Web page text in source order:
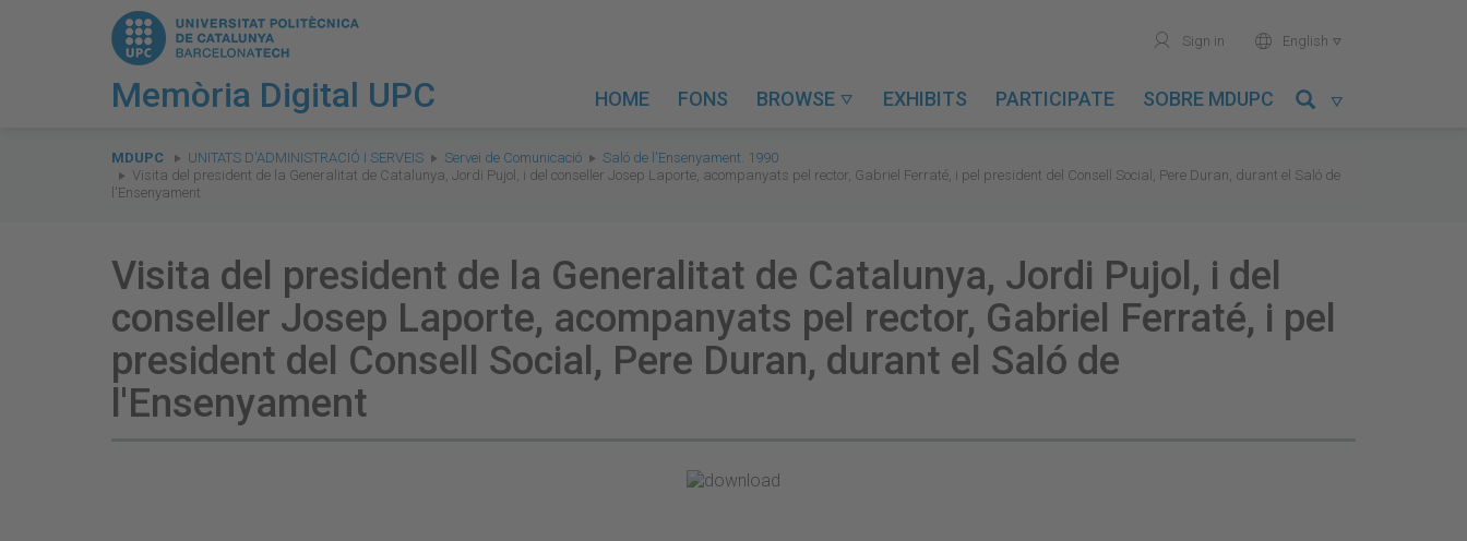
Memòria Digital UPC
user Sign in world English 
HOME FONS BROWSE  EXHIBITS PARTICIPATE SOBRE MDUPC 
are
here:
MDUPC UNITATS D'ADMINISTRACIÓ I SERVEIS Servei de Comunicació
Saló de l'Ensenyament. 1990
Visita del president de la Generalitat de Catalunya, Jordi Pujol, i del conseller Josep Laporte, acompanyats pel rector, Gabriel Ferraté, i pel president del Consell Social, Pere Duran, durant el Saló de
l'Ensenyament
Visita del president de la Generalitat de Catalunya, Jordi Pujol, i del
conseller Josep Laporte, acompanyats pel rector, Gabriel Ferraté, i pel
president del Consell Social, Pere Duran, durant el Saló de
l'Ensenyament